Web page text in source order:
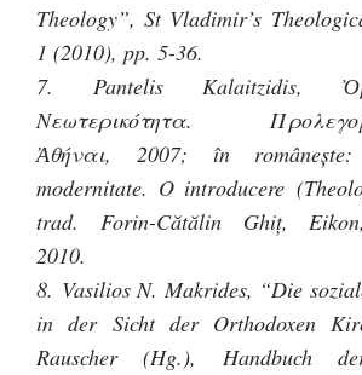
Theology”, St Vladimir’s
1 (2010), pp. 5-36.
7. Pantelis Kalaitzidis,
Νεωτερικότητα.
Ἀθήναι, 2007; în
modernitate. O introducere
trad. Forin-Cătălin Ghiţ,
2010.
8. Vasilios N. Makrides, “Die
in der Sicht der Orthodoxen
Rauscher (Hg.), Handbuch